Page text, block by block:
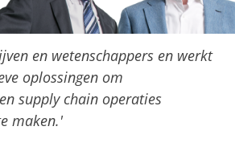
en wetenschappers en werkt
oplossingen om
supply chain operaties
maken.'